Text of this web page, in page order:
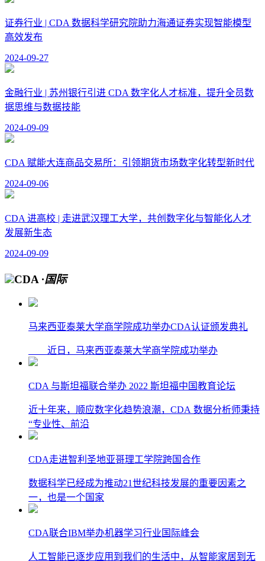
证券行业 | CDA 数据科学研究院助力海通证券实现智能模型
高效发布
2024-09-27
金融行业 | 苏州银行引进 CDA 数字化人才标准，提升全员数
据思维与数据技能
2024-09-09
CDA 赋能大连商品交易所：引领期货市场数字化转型新时代
2024-09-06
CDA 进高校 | 走进武汉理工大学，共创数字化与智能化人才
发展新生态
2024-09-09
CDA ·国际
马来西亚泰莱大学商学院成功举办CDA认证颁发典礼
近日，马来西亚泰莱大学商学院成功举办
CDA 与斯坦福联合举办 2022 斯坦福中国教育论坛
近十年来，顺应数字化趋势浪潮，CDA 数据分析师秉持
“专业性、前沿
CDA走进智利圣地亚哥理工学院跨国合作
数据科学已经成为推动21世纪科技发展的重要因素之
一，也是一个国家
CDA联合IBM举办机器学习行业国际峰会
人工智能已逐步应用到我们的生活中，从智能家居到无